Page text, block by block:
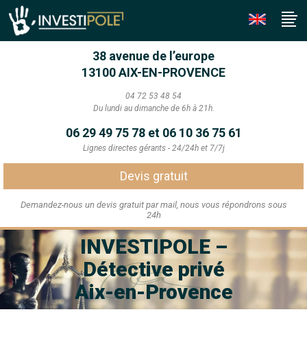
38 avenue de l’europe
13100 AIX-EN-PROVENCE
04 72 53 48 54
Du lundi au dimanche de 6h à 21h.
06 29 49 75 78 et 06 10 36 75 61
Lignes directes gérants - 24/24h et 7/7j
Devis gratuit
Demandez-nous un devis gratuit par mail, nous vous répondrons sous
24h
INVESTIPOLE –
Détective privé
Aix-en-Provence